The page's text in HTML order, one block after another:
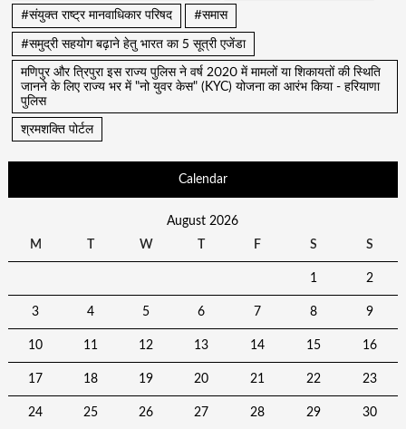
#संयुक्त राष्ट्र मानवाधिकार परिषद #समास
#समुद्री सहयोग बढ़ाने हेतु भारत का 5 सूत्री एजेंडा
मणिपुर और त्रिपुरा इस राज्य पुलिस ने वर्ष 2020 में मामलों या शिकायतों की स्थिति
जानने के लिए राज्य भर में "नो युवर केस" (KYC) योजना का आरंभ किया - हरियाणा
पुलिस
श्रमशक्ति पोर्टल
Calendar
August 2026
M
T W T F S S
1 2
3 4 5 6 7 8 9
10 11 12 13 14 15 16
17 18 19 20 21 22 23
24 25 26 27 28 29 30